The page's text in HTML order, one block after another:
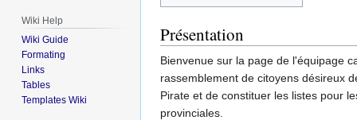
Présentation
Bienvenue sur la page de l'équipage
rassemblement de citoyens désireux
Pirate et de constituer les listes pour
provinciales.
Wiki Help
Wiki Guide
Formating
Links
Tables
Templates Wiki